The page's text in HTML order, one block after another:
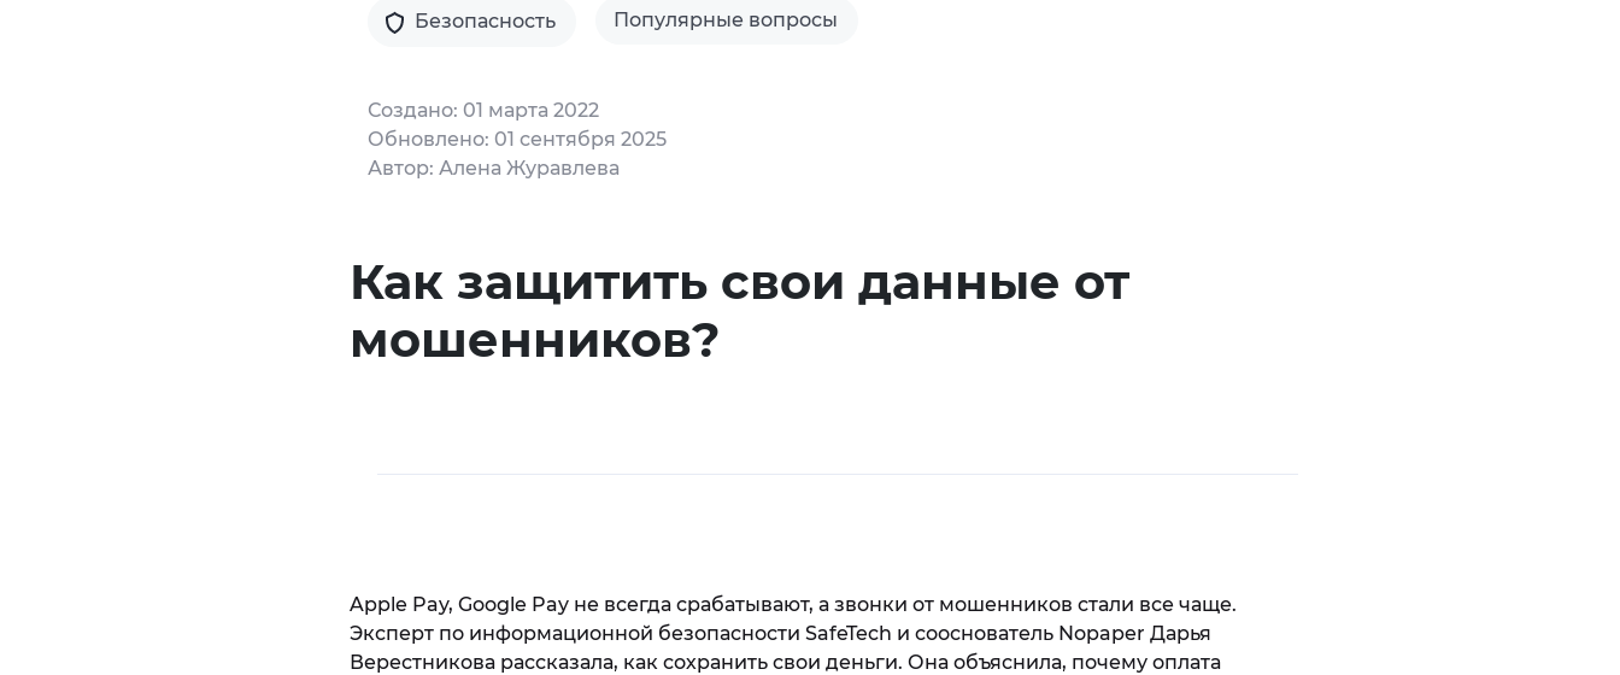
ЭДО с самозанятыми
ЭДО для автоцентров
Безопасность Популярные вопросы
Создано: 01 марта 2022
Обновлено: 01 сентября 2025
Автор: Алена Журавлева
Как защитить свои данные от
мошенников?
Apple Pay, Google Pay не всегда срабатывают, а звонки от мошенников стали все чаще.
Эксперт по информационной безопасности SafeTech и сооснователь Nopaper Дарья
Верестникова рассказала, как сохранить свои деньги. Она объяснила, почему оплата